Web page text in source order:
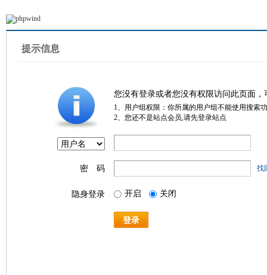
提示信息
您没有登录或者您没有权限访问此页面
1、用户组权限：你所属的用户组不能使用搜索
2、您还不是站点会员,请先登录站点
密 码 找
隐身登录 开启 关闭
登录